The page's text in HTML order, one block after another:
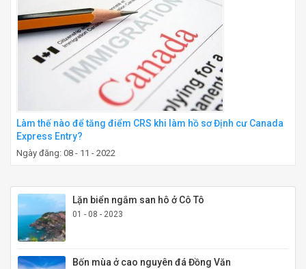
Làm thế nào để tăng điểm CRS khi làm hồ sơ Định cư Canada
Express Entry?
Ngày đăng: 08 - 11 - 2022
Lặn biển ngắm san hô ở Cô Tô
01 - 08 - 2023
Bốn mùa ở cao nguyên đá Đồng Văn